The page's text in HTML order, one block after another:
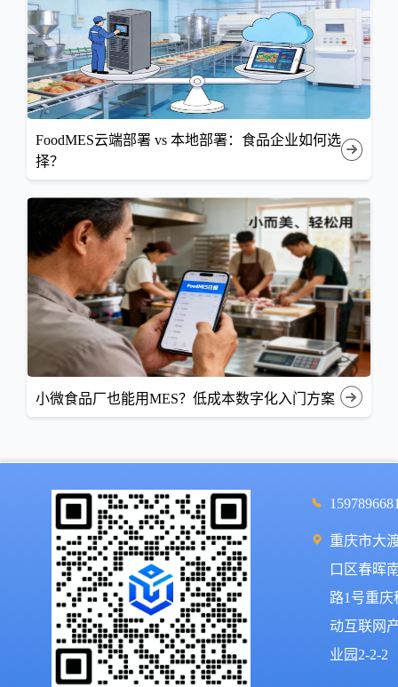
FoodMES云端部署 vs 本地部署：食品企业如何选
择？
小微食品厂也能用MES？低成本数字化入门方案
重庆市大
口区春晖
路1号重庆
动互联网
业园2-2-2